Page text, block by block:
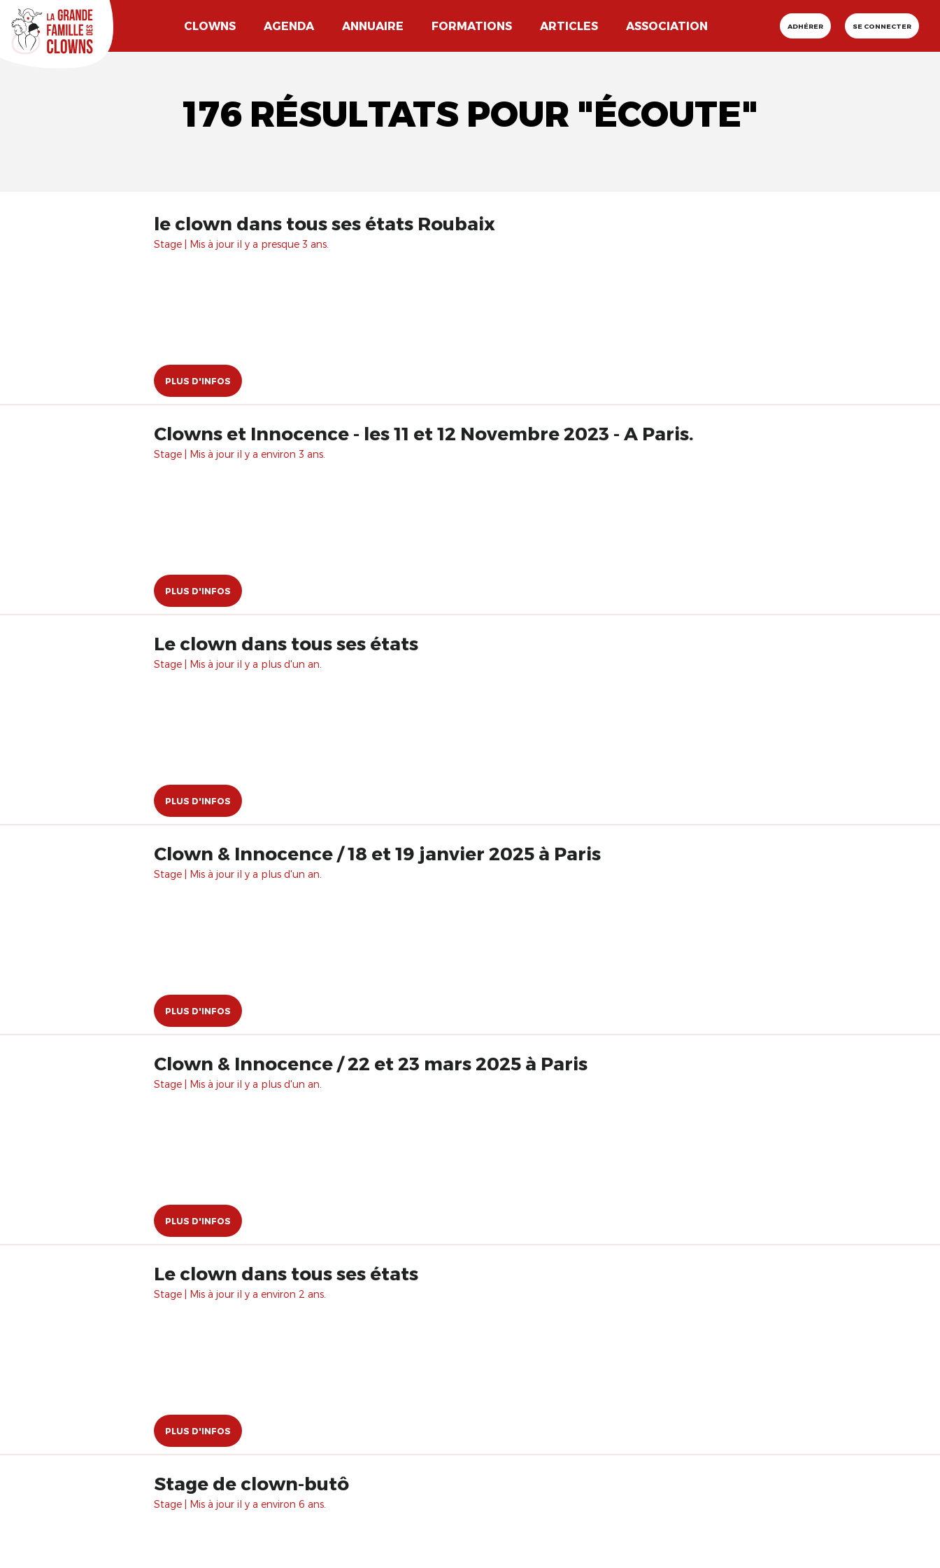
CLOWNS AGENDA ANNUAIRE FORMATIONS ARTICLES ASSOCIATION ADHÉRER SE CONNECTER
176 RÉSULTATS POUR "ÉCOUTE"
le clown dans tous ses états Roubaix
Stage | Mis à jour il y a presque 3 ans.
PLUS D'INFOS
Clowns et Innocence - les 11 et 12 Novembre 2023 - A Paris.
Stage | Mis à jour il y a environ 3 ans.
PLUS D'INFOS
Le clown dans tous ses états
Stage | Mis à jour il y a plus d'un an.
PLUS D'INFOS
Clown & Innocence / 18 et 19 janvier 2025 à Paris
Stage | Mis à jour il y a plus d'un an.
PLUS D'INFOS
Clown & Innocence / 22 et 23 mars 2025 à Paris
Stage | Mis à jour il y a plus d'un an.
PLUS D'INFOS
Le clown dans tous ses états
Stage | Mis à jour il y a environ 2 ans.
PLUS D'INFOS
Stage de clown-butô
Stage | Mis à jour il y a environ 6 ans.